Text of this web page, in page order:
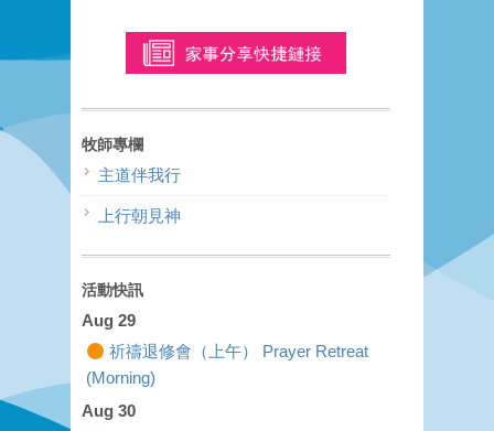
牧師專欄
主道伴我行
上行朝見神
活動快訊
Aug 29
祈禱退修會（上午） Prayer Retreat
(Morning)
Aug 30